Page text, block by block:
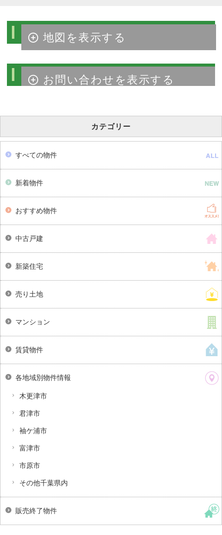
物件周辺マップ
物件のお問い合わせ
カテゴリー
すべての物件
新着物件
おすすめ物件
中古戸建
新築住宅
売り土地
マンション
賃貸物件
各地域別物件情報
木更津市
君津市
袖ケ浦市
富津市
市原市
その他千葉県内
販売終了物件